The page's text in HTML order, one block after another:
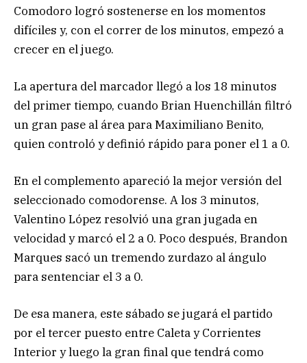
Comodoro logró sostenerse en los momentos
difíciles y, con el correr de los minutos, empezó a
crecer en el juego.
La apertura del marcador llegó a los 18 minutos
del primer tiempo, cuando Brian Huenchillán filtró
un gran pase al área para Maximiliano Benito,
quien controló y definió rápido para poner el 1 a 0.
En el complemento apareció la mejor versión del
seleccionado comodorense. A los 3 minutos,
Valentino López resolvió una gran jugada en
velocidad y marcó el 2 a 0. Poco después, Brandon
Marques sacó un tremendo zurdazo al ángulo
para sentenciar el 3 a 0.
De esa manera, este sábado se jugará el partido
por el tercer puesto entre Caleta y Corrientes
Interior y luego la gran final que tendrá como